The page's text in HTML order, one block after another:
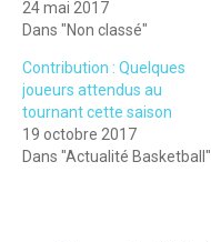
24 mai 2017
Dans "Non classé"
Contribution : Quelques
joueurs attendus au
tournant cette saison
19 octobre 2017
Dans "Actualité Basketball"